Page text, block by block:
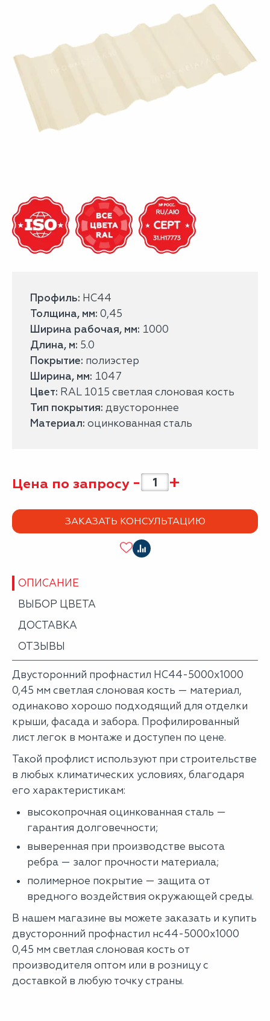
Профиль: НС44
Толщина, мм: 0,45
Ширина рабочая, мм: 1000
Длина, м: 5.0
Покрытие: полиэстер
Ширина, мм: 1047
Цвет: RAL 1015 светлая слоновая кость
Тип покрытия: двустороннее
Материал: оцинкованная сталь
Цена по запросу - +
ЗАКАЗАТЬ КОНСУЛЬТАЦИЮ
ОПИСАНИЕ
ВЫБОР ЦВЕТА
ДОСТАВКА
ОТЗЫВЫ
Двусторонний профнастил НС44-5000х1000
0,45 мм светлая слоновая кость — материал,
одинаково хорошо подходящий для отделки
крыши, фасада и забора. Профилированный
лист легок в монтаже и доступен по цене.
Такой профлист используют при строительстве
в любых климатических условиях, благодаря
его характеристикам:
высокопрочная оцинкованная сталь —
гарантия долговечности;
выверенная при производстве высота
ребра — залог прочности материала;
полимерное покрытие — защита от
вредного воздействия окружающей среды.
В нашем магазине вы можете заказать и купить
двусторонний профнастил нс44-5000х1000
0,45 мм светлая слоновая кость от
производителя оптом или в розницу с
доставкой в любую точку страны.